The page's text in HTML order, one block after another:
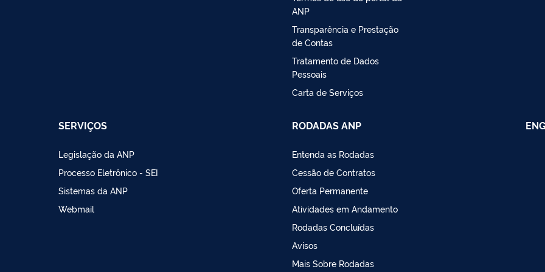
ANP
Transparência e Prestação
de Contas
Tratamento de Dados
Pessoais
Carta de Serviços
SERVIÇOS
Legislação da ANP
Processo Eletrônico - SEI
Sistemas da ANP
Webmail
RODADAS ANP
Entenda as Rodadas
Cessão de Contratos
Oferta Permanente
Atividades em Andamento
Rodadas Concluídas
Avisos
Mais Sobre Rodadas